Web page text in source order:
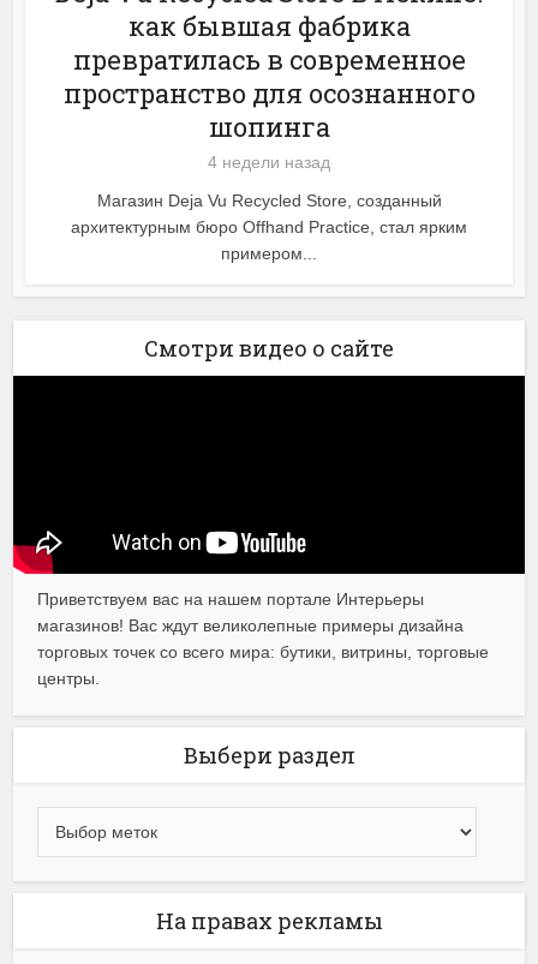
как бывшая фабрика
превратилась в современное
пространство для осознанного
шопинга
4 недели назад
Магазин Deja Vu Recycled Store, созданный
архитектурным бюро Offhand Practice, стал ярким
примером...
Смотри видео о сайте
Приветствуем вас на нашем портале Интерьеры
магазинов! Вас ждут великолепные примеры дизайна
торговых точек со всего мира: бутики, витрины, торговые
центры.
Выбери раздел
На правах рекламы